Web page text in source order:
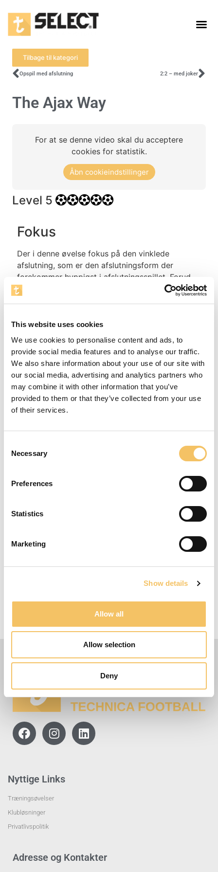
This website uses cookies
We use cookies to personalise content and ads, to
provide social media features and to analyse our traffic.
We also share information about your use of our site with
our social media, advertising and analytics partners who
may combine it with other information that you’ve
provided to them or that they’ve collected from your use
of their services.
Selection
Necessary
Preferences
Statistics
Marketing
Show details
Allow all
Allow selection
Deny
Tilbage til kategori
Opspil med afslutning 2:2 – med joker
The Ajax Way
For at se denne video skal du acceptere
cookies for statistik.
Åbn cookieindstillinger
Level 5
Fokus
Der i denne øvelse fokus på den vinklede
afslutning, som er den afslutningsform der
forekommer hyppigst i afslutningsspillet. Forud
for den enkelte spillers afslutning træner spillerne
Instruktioner
Træneren viser øvelsen sammen med spillerne,
og forklarer fokuspunktet. Det anbefales at
spillerne bruger det lodrette vristspark ved
afvikling af den vinklede afslutning. Ved
pasningsseancen coaches spillerne på den rette
sparkeform ved den fremadrettede pasning samt
indersidespark at foretrække. Træneren kan også
forbereder sit rum før man modtager bolden -
spillerne arbejder med både højre og venstre ben
ved såvel afslutninger samt pasninger. Husk, at
spillerne kan reflektere over øvelsen. Den aktive
Nyttige Links
Træningsøvelser
Klubløsninger
Privatlivspolitik
Adresse og Kontakter